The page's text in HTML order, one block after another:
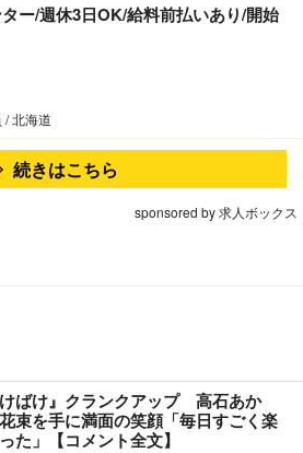
ー/週休3日OK/給料前払いあり/開始
/ 北海道
続きはこちら
sponsored by 求人ボックス
けばけ』クランクアップ 高石あか
束を手に満面の笑顔「毎日すごく楽
た」【コメント全文】